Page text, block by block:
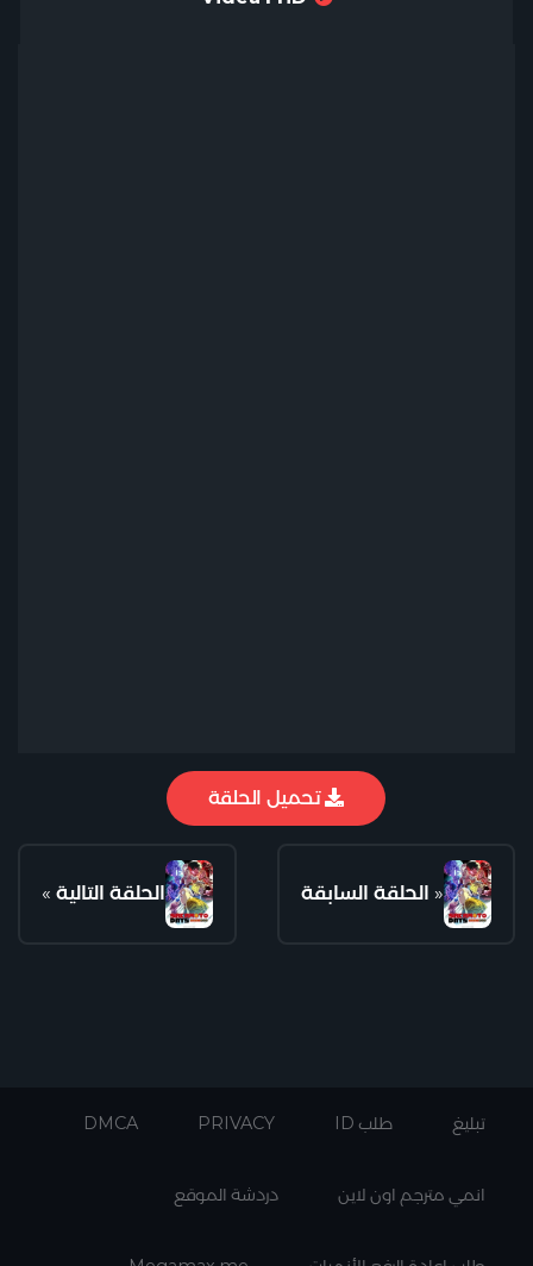
تحميل الحلقة
الحلقة التالية » « الحلقة السابقة
تبليغ طلب ID PRIVACY
DMCA
انمي مترجم اون لاين دردشة الموقع